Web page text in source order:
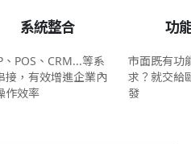
系統整合
、POS、CRM...等系
接，有效增進企業內
作效率
功
市面既有功
求？就交給
發